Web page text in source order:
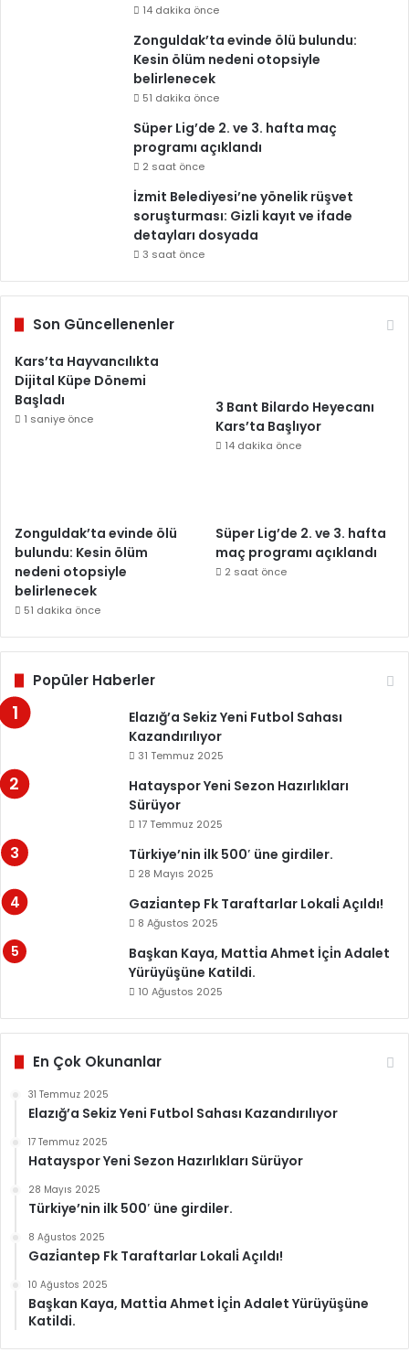
14 dakika önce
Zonguldak’ta evinde ölü bulundu:
Kesin ölüm nedeni otopsiyle
belirlenecek
51 dakika önce
Süper Lig’de 2. ve 3. hafta maç
programı açıklandı
2 saat önce
İzmit Belediyesi’ne yönelik rüşvet
soruşturması: Gizli kayıt ve ifade
detayları dosyada
3 saat önce
Son Güncellenenler
Kars’ta Hayvancılıkta
Dijital Küpe Dönemi
Başladı
1 saniye önce
3 Bant Bilardo Heyecanı
Kars’ta Başlıyor
14 dakika önce
Zonguldak’ta evinde ölü
bulundu: Kesin ölüm
nedeni otopsiyle
belirlenecek
51 dakika önce
Süper Lig’de 2. ve 3. hafta
maç programı açıklandı
2 saat önce
Popüler Haberler
Elazığ’a Sekiz Yeni Futbol Sahası
Kazandırılıyor
31 Temmuz 2025
Hatayspor Yeni Sezon Hazırlıkları
Sürüyor
17 Temmuz 2025
Türkiye’nin ilk 500′ üne girdiler.
28 Mayıs 2025
Gazi̇antep Fk Taraftarlar Lokali̇ Açıldı!
8 Ağustos 2025
Başkan Kaya, Matti̇a Ahmet İçi̇n Adalet
Yürüyüşüne Katildi.
10 Ağustos 2025
En Çok Okunanlar
31 Temmuz 2025
Elazığ’a Sekiz Yeni Futbol Sahası Kazandırılıyor
17 Temmuz 2025
Hatayspor Yeni Sezon Hazırlıkları Sürüyor
28 Mayıs 2025
Türkiye’nin ilk 500′ üne girdiler.
8 Ağustos 2025
Gazi̇antep Fk Taraftarlar Lokali̇ Açıldı!
10 Ağustos 2025
Başkan Kaya, Matti̇a Ahmet İçi̇n Adalet Yürüyüşüne
Katildi.